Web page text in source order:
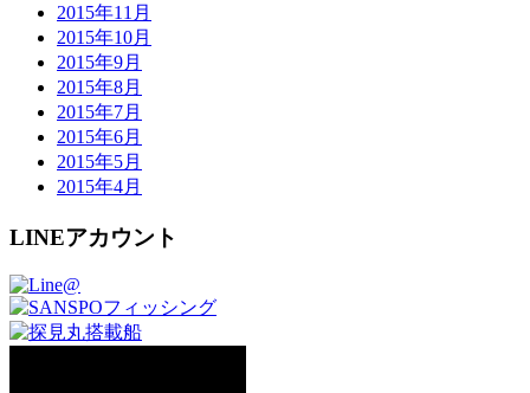
2015年11月
2015年10月
2015年9月
2015年8月
2015年7月
2015年6月
2015年5月
2015年4月
LINEアカウント